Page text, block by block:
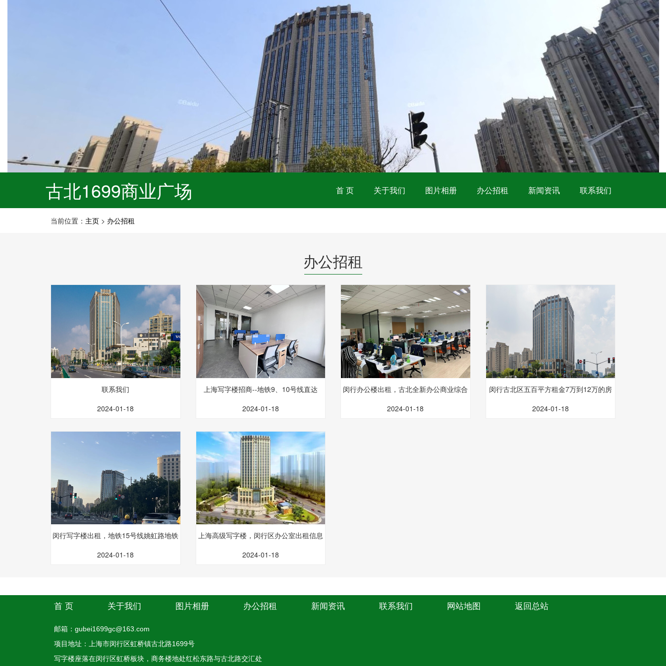
古北1699商业广场 首 页 关于我们 图片相册 办公招租 新闻资讯 联系我们
当前位置： 主页 > 办公招租
办公招租
联系我们
2024-01-18
上海写字楼招商--地铁9、10号线直达
2024-01-18
闵行办公楼出租，古北全新办公商业综合
2024-01-18
闵行古北区五百平方租金7万到12万的房
2024-01-18
闵行写字楼出租，地铁15号线姚虹路地铁
2024-01-18
上海高级写字楼，闵行区办公室出租信息
2024-01-18
首 页 关于我们 图片相册 办公招租 新闻资讯 联系我们 网站地图 返回总站
邮箱：gubei1699gc@163.com
项目地址：上海市闵行区虹桥镇古北路1699号
写字楼座落在闵行区虹桥板块，商务楼地处红松东路与古北路交汇处